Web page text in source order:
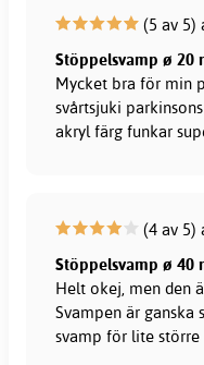
(5 av 5)
Stöppelsvamp ø 20
Mycket bra för min
svårtsjuki
akryl färg funkar
(4 av 5)
Stöppelsvamp ø 40
Helt okej, men den
Svampen är ganska
svamp för lite större